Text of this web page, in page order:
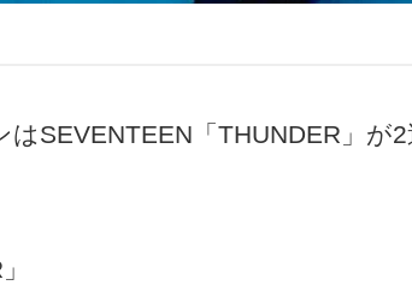
SEVENTEEN「THUNDER」が